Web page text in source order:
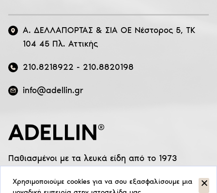
Παθιασμένοι με τα λευκά είδη από το 1973
Α. ΔΕΛΛΑΠΟΡΤΑΣ & ΣΙΑ ΟΕ Νέστορος 5, ΤΚ
104 45 Πλ. Αττικής
210.8218922 - 210.8820198
info@adellin.gr
Χρησιμοποιούμε cookies για να σου εξασφαλίσουμε μια